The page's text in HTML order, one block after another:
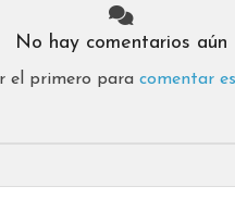
No hay comentarios aún
el primero paracomentar